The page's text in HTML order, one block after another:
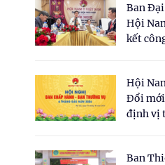
cho
truyền
Ban
Hội
kết
Hội
Đổi mới
định vị
Ban